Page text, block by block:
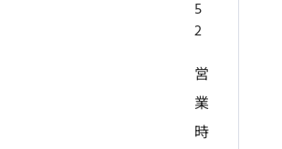
5
2
営
業
時